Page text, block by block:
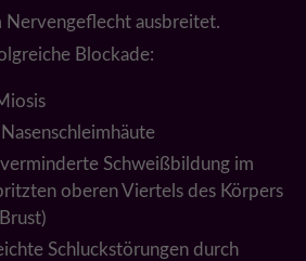
Nervengeflecht ausbreitet.
Blockade:
Schweißbildung im
oberen Viertels des Körpers
Schluckstörungen durch